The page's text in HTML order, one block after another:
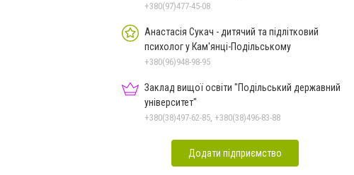
+380(97)477-45-08
Анастасія Сукач - дитячий та підлітковий
психолог у Кам'янці-Подільському
+380(96)948-98-95
Заклад вищої освіти "Подільський державний
університет"
+380(38)497-62-85, +380(38)496-83-88
Додати підприємство